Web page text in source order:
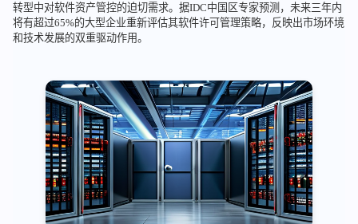
转型中对软件资产管控的迫切需求。据IDC中国区专家预测，未来三年内
将有超过65%的大型企业重新评估其软件许可管理策略，反映出市场环境
和技术发展的双重驱动作用。